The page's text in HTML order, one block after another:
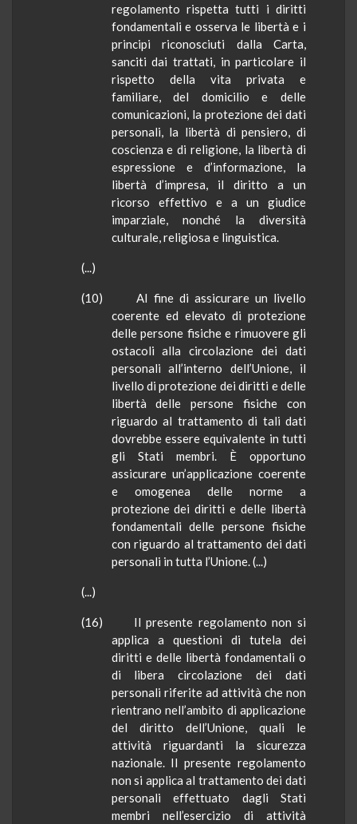
regolamento rispetta tutti i diritti
fondamentali e osserva le libertà e i
principi riconosciuti dalla Carta,
sanciti dai trattati, in particolare il
rispetto della vita privata e
familiare, del domicilio e delle
comunicazioni, la protezione dei dati
personali, la libertà di pensiero, di
coscienza e di religione, la libertà di
espressione e d’informazione, la
libertà d’impresa, il diritto a un
ricorso effettivo e a un giudice
imparziale, nonché la diversità
culturale, religiosa e linguistica.
(...)
(10) Al fine di assicurare un livello
coerente ed elevato di protezione
delle persone fisiche e rimuovere gli
ostacoli alla circolazione dei dati
personali all’interno dell’Unione, il
livello di protezione dei diritti e delle
libertà delle persone fisiche con
riguardo al trattamento di tali dati
dovrebbe essere equivalente in tutti
gli Stati membri. È opportuno
assicurare un’applicazione coerente
e omogenea delle norme a
protezione dei diritti e delle libertà
fondamentali delle persone fisiche
con riguardo al trattamento dei dati
personali in tutta l’Unione. (...)
(...)
(16) Il presente regolamento non si
applica a questioni di tutela dei
diritti e delle libertà fondamentali o
di libera circolazione dei dati
personali riferite ad attività che non
rientrano nell’ambito di applicazione
del diritto dell’Unione, quali le
attività riguardanti la sicurezza
nazionale. Il presente regolamento
non si applica al trattamento dei dati
personali effettuato dagli Stati
membri nell’esercizio di attività